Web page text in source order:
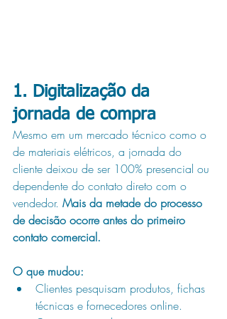
1. Digitalização da
jornada de compra
Mesmo em um mercado técnico como o
de materiais elétricos, a jornada do
cliente deixou de ser 100% presencial ou
dependente do contato direto com o
vendedor. Mais da metade do processo
de decisão ocorre antes do primeiro
contato comercial.
O que mudou:
Clientes pesquisam produtos, fichas
técnicas e fornecedores online.